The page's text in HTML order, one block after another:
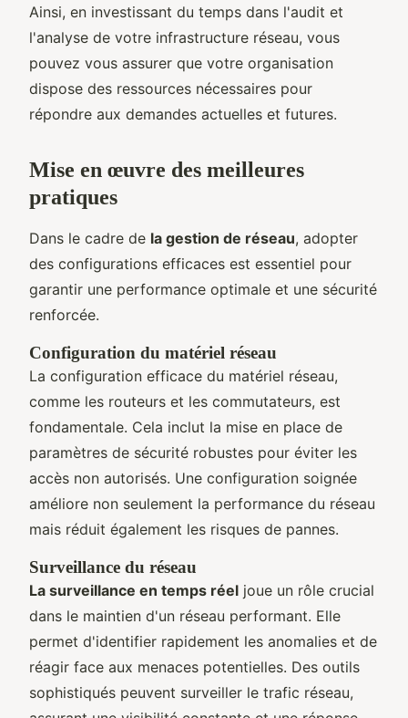
Ainsi, en investissant du temps dans l'audit et
l'analyse de votre infrastructure réseau, vous
pouvez vous assurer que votre organisation
dispose des ressources nécessaires pour
répondre aux demandes actuelles et futures.
Mise en œuvre des meilleures
pratiques
Dans le cadre de la gestion de réseau, adopter
des configurations efficaces est essentiel pour
garantir une performance optimale et une sécurité
renforcée.
Configuration du matériel réseau
La configuration efficace du matériel réseau,
comme les routeurs et les commutateurs, est
fondamentale. Cela inclut la mise en place de
paramètres de sécurité robustes pour éviter les
accès non autorisés. Une configuration soignée
améliore non seulement la performance du réseau
mais réduit également les risques de pannes.
Surveillance du réseau
La surveillance en temps réel joue un rôle crucial
dans le maintien d'un réseau performant. Elle
permet d'identifier rapidement les anomalies et de
réagir face aux menaces potentielles. Des outils
sophistiqués peuvent surveiller le trafic réseau,